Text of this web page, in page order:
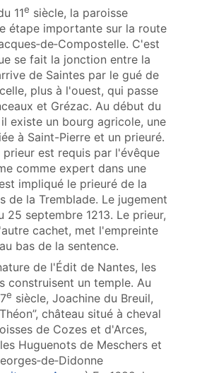
11e siècle, la paroisse
étape importante sur la route
C'est
se fait la jonction entre la
de Saintes par le gué de
plus à l'ouest, qui passe
et Grézac. Au début du
existe un bourg agricole, une
à Saint-Pierre et un prieuré.
prieur est requis par l'évêque
comme expert dans une
impliqué le prieuré de la
de la Tremblade. Le jugement
25 septembre 1213. Le prieur,
cachet, met l'empreinte
bas de la sentence.
de l'Édit de Nantes, les
construisent un temple. Au
e siècle, Joachine du Breuil,
château situé à cheval
de Cozes et d'Arces,
Huguenots de Meschers et